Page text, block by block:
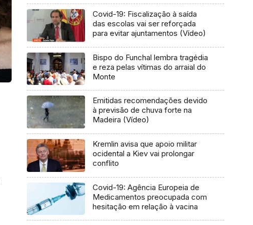
Covid-19: Fiscalização à saída
das escolas vai ser reforçada
para evitar ajuntamentos (Vídeo)
Bispo do Funchal lembra tragédia
e reza pelas vítimas do arraial do
Monte
Emitidas recomendações devido
à previsão de chuva forte na
Madeira (Vídeo)
Kremlin avisa que apoio militar
ocidental a Kiev vai prolongar
conflito
Covid-19: Agência Europeia de
Medicamentos preocupada com
hesitação em relação à vacina